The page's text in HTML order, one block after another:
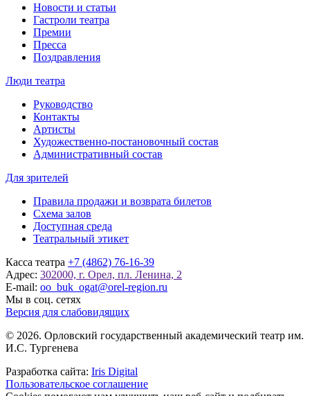
Новости и статьи
Гастроли театра
Премии
Пресса
Поздравления
Люди театра
Руководство
Контакты
Артисты
Художественно-постановочный состав
Административный состав
Для зрителей
Правила продажи и возврата билетов
Схема залов
Доступная среда
Театральный этикет
Касса театра +7 (4862) 76-16-39
Адрес: 302000, г. Орел, пл. Ленина, 2
E-mail: oo_buk_ogat@orel-region.ru
Мы в соц. сетях
Версия для слабовидящих
© 2026. Орловский государственный академический театр им.
И.С. Тургенева
Разработка сайта: Iris Digital
Пользовательское соглашение